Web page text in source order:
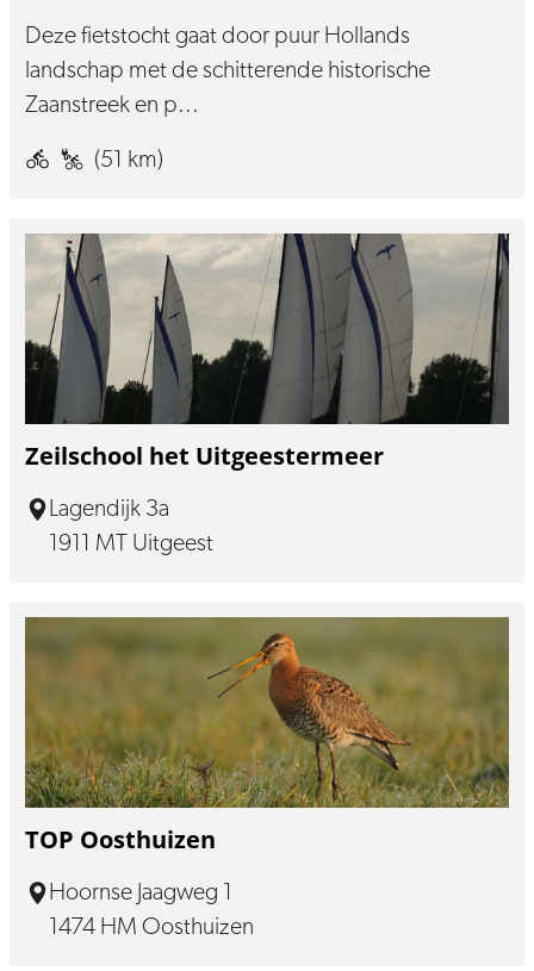
Deze fietstocht gaat door puur Hollands
landschap met de schitterende historische
Zaanstreek en p...
(51 km)
Zeilschool het Uitgeestermeer
Lagendijk 3a
1911 MT Uitgeest
TOP Oosthuizen
Hoornse Jaagweg 1
1474 HM Oosthuizen